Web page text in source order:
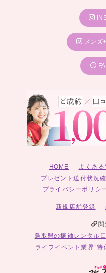
メンズ
HOME よくある
プレゼント送付状況
プライバシーポリシ
新規店舗登録
関
鳥取県の振袖レンタル
ライフイベント業界”特